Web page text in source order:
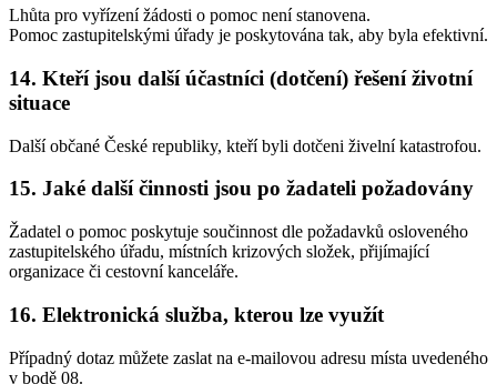
Lhůta pro vyřízení žádosti o pomoc není stanovena.
Pomoc zastupitelskými úřady je poskytována tak, aby byla efektivní.
14. Kteří jsou další účastníci (dotčení) řešení životní
situace
Další občané České republiky, kteří byli dotčeni živelní katastrofou.
15. Jaké další činnosti jsou po žadateli požadovány
Žadatel o pomoc poskytuje součinnost dle požadavků osloveného
zastupitelského úřadu, místních krizových složek, přijímající
organizace či cestovní kanceláře.
16. Elektronická služba, kterou lze využít
Případný dotaz můžete zaslat na e-mailovou adresu místa uvedeného
v bodě 08.